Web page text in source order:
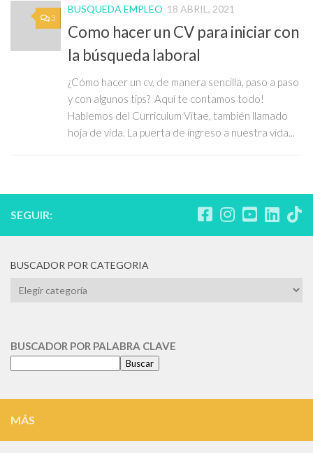
3
BUSQUEDA EMPLEO 18 ABRIL, 2021
Como hacer un CV para iniciar con
la búsqueda laboral
¿Cómo hacer un cv, de manera sencilla, paso a paso
y con algunos tips? Aquí te contamos todo!
Hablemos del Curriculum Vitae, también llamado
hoja de vida. La puerta de ingreso a nuestra vida...
SEGUIR:
BUSCADOR POR CATEGORIA
BUSCADOR
BUSCADOR POR PALABRA CLAVE
Buscar
MÁS